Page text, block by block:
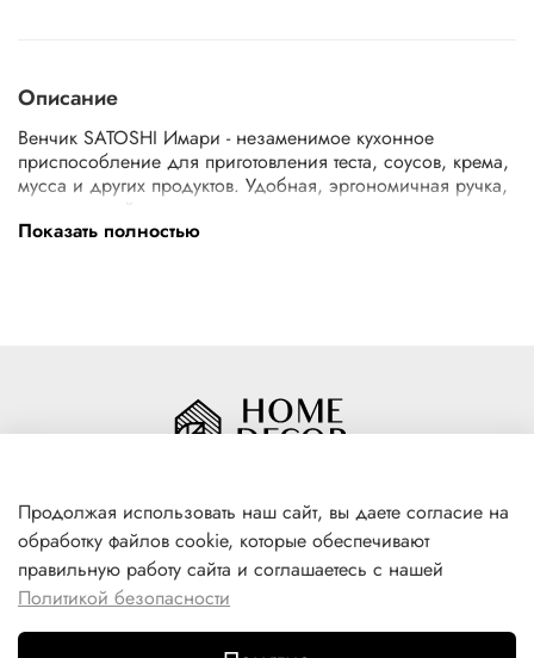
Описание
Венчик SATOSHI Имари - незаменимое кухонное
приспособление для приготовления теста, соусов, крема,
мусса и других продуктов. Удобная, эргономичная ручка,
классический инструмент, которым легко перемешивать
ингредиенты для приготовления блюд.
30,2x5,8x5,4 см
Вес в упаковке
0,077 кг
Показать полностью
+7(996) 316 00 81
г. Якутск, ул. Лермонтова 102
Продолжая использовать наш сайт, вы даете согласие на
обработку файлов cookie, которые обеспечивают
правильную работу сайта и соглашаетесь с нашей
Политикой безопасности